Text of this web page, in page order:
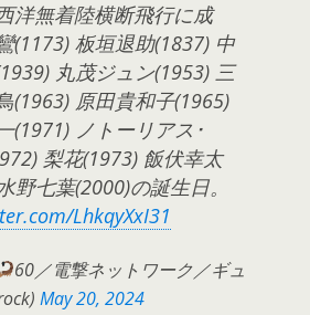
洋無着陸横断飛行に成
(1173) 板垣退助(1837) 中
丸茂ジュン(1953) 三
(1963) 原田貴和子(1965)
(1971) ノトーリアス･
梨花(1973) 飯伏幸太
野七葉(2000)の誕生日。
LhkqyXxI31
60／電撃ネットワーク／ギュ
May 20, 2024